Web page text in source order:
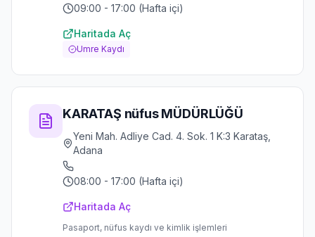
09:00 - 17:00 (Hafta içi)
Haritada Aç
Umre Kaydı
KARATAŞ nüfus MÜDÜRLÜĞÜ
Yeni Mah. Adliye Cad. 4. Sok. 1 K:3 Karataş,
Adana
08:00 - 17:00 (Hafta içi)
Haritada Aç
Pasaport, nüfus kaydı ve kimlik işlemleri